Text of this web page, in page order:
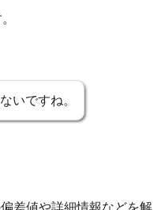
いですね。